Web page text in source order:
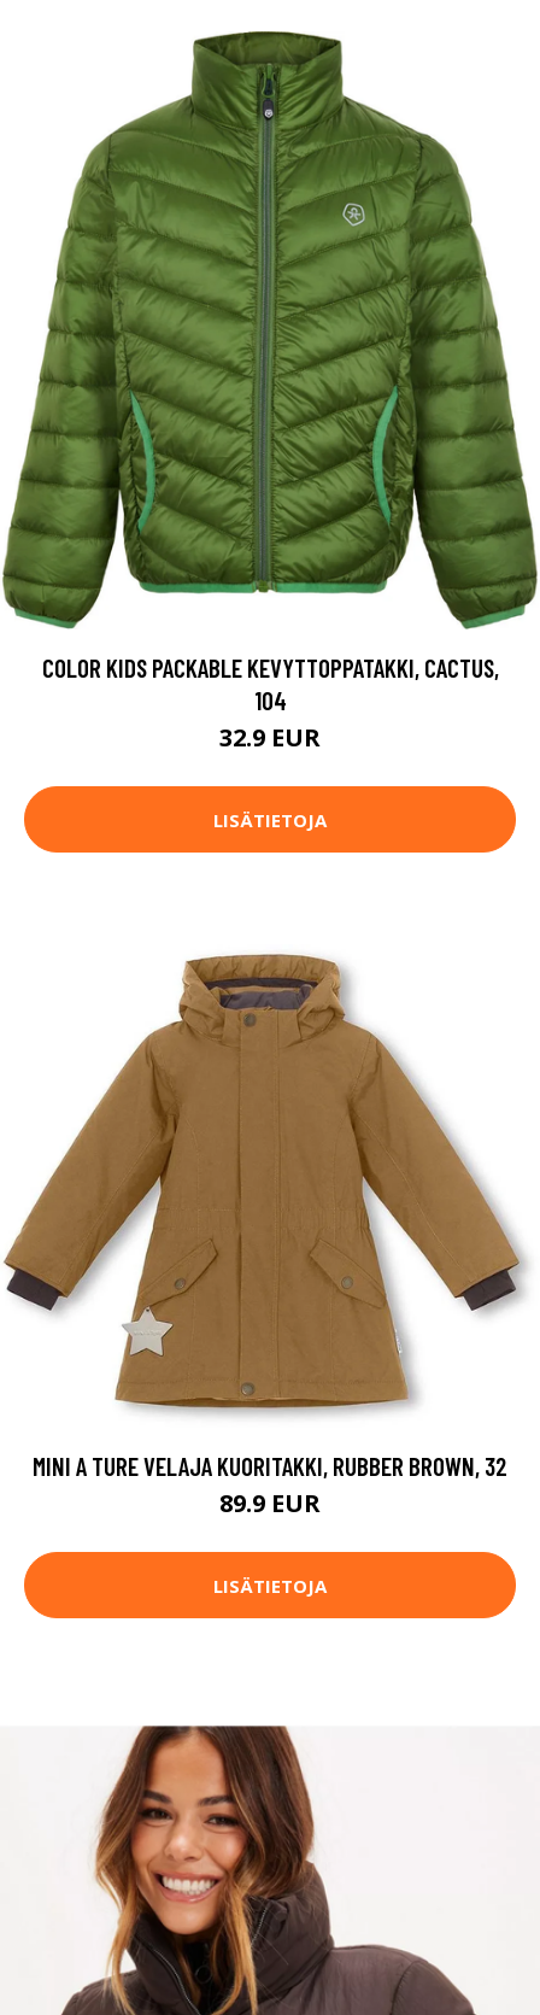
COLOR KIDS PACKABLE KEVYTTOPPATAKKI, CACTUS,
104
32.9 EUR
LISÄTIETOJA
MINI A TURE VELAJA KUORITAKKI, RUBBER BROWN, 32
89.9 EUR
LISÄTIETOJA